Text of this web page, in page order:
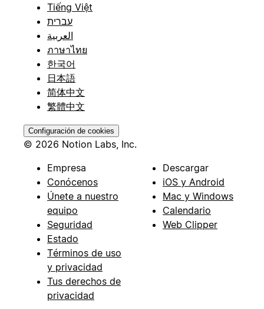
Tiếng Việt
עברית
العربية
ภาษาไทย
한국어
日本語
简体中文
繁體中文
Configuración de cookies
© 2026 Notion Labs, Inc.
Empresa
Conócenos
Únete a nuestro
equipo
Seguridad
Estado
Términos de uso
y privacidad
Tus derechos de
privacidad
Descargar
iOS y Android
Mac y Windows
Calendario
Web Clipper